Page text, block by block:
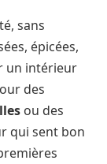
sans
épicées,
un intérieur
des
ou des
qui sent bon